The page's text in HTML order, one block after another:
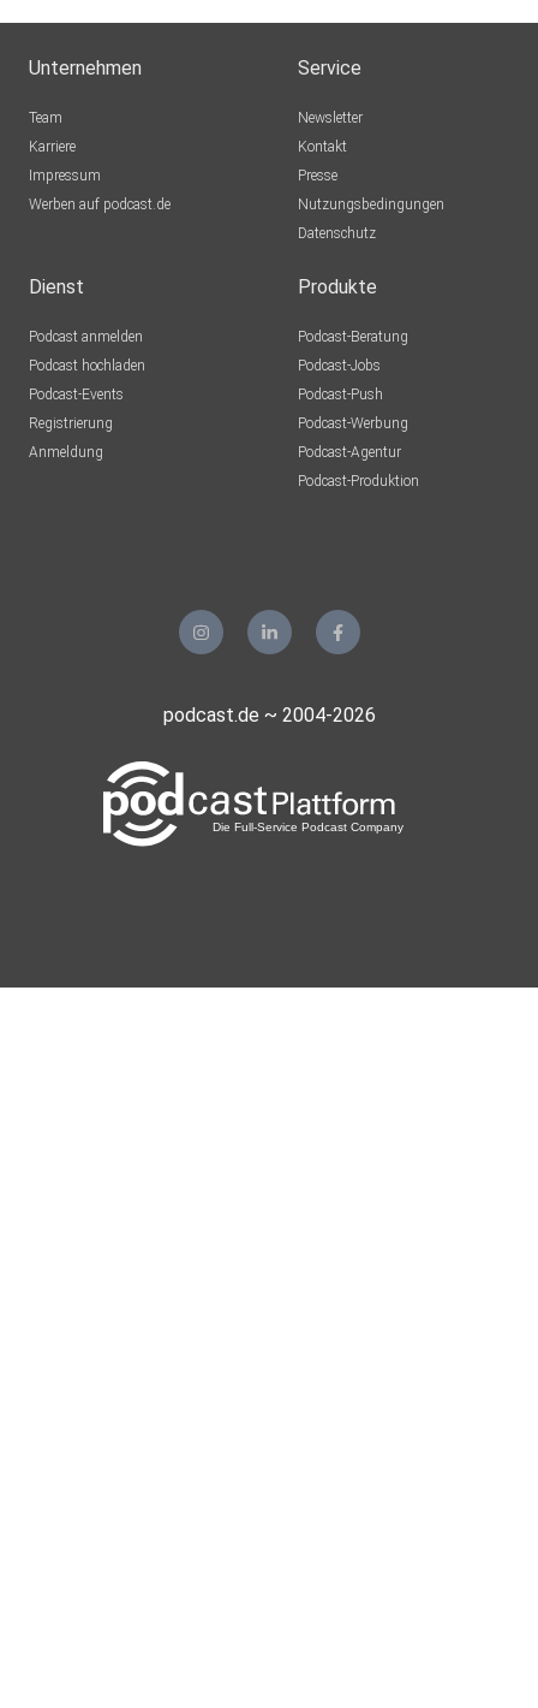
Unternehmen
Team
Karriere
Impressum
Werben auf podcast.de
Service
Newsletter
Kontakt
Presse
Nutzungsbedingungen
Datenschutz
Dienst
Podcast anmelden
Podcast hochladen
Podcast-Events
Registrierung
Anmeldung
Produkte
Podcast-Beratung
Podcast-Jobs
Podcast-Push
Podcast-Werbung
Podcast-Agentur
Podcast-Produktion
podcast.de ~ 2004-2026